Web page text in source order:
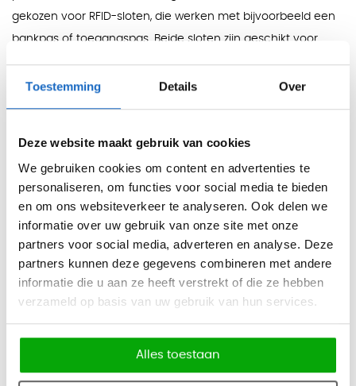
Toestemming Details Over
Deze website maakt gebruik van cookies
We gebruiken cookies om content en advertenties te
personaliseren, om functies voor social media te bieden
en om ons websiteverkeer te analyseren. Ook delen we
informatie over uw gebruik van onze site met onze
partners voor social media, adverteren en analyse. Deze
partners kunnen deze gegevens combineren met andere
informatie die u aan ze heeft verstrekt of die ze hebben
verzameld op basis van uw gebruik van hun services.
Alles toestaan
gekozen voor RFID-sloten, die werken met bijvoorbeeld een
bankpas of toegangspas. Beide sloten zijn geschikt voor
geleverd en is direct te gebruiken via een enkele stekker
twee schroeven.
Eigenschappen
Elke locker voorzien van 4 soorten opladers
Afsluitbaar met een keypad of RFID slot voor
wisselende gebruikers
Eenvoudige aansluiting via één stekker (plug & play)